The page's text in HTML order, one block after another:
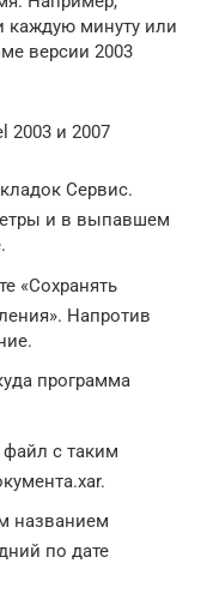
каждую минуту или
версии 2003
2003 и 2007
Сервис.
и в выпавшем
«Сохранять
Напротив
программа
с таким
названием
по дате